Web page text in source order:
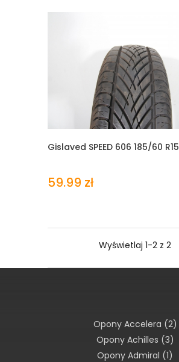
Gislaved SPEED 606 185/60 R15
59.99 zł
Wyświetlaj 1-2 z 2
Opony Accelera (2)
Opony Achilles (3)
Opony Admiral (1)